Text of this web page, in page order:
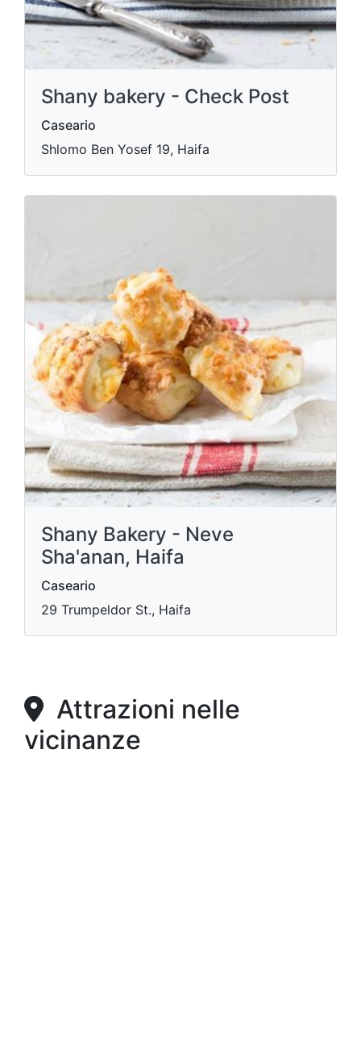
Shany bakery - Check Post
Caseario
Shlomo Ben Yosef 19, Haifa
Shany Bakery - Neve
Sha'anan, Haifa
Caseario
29 Trumpeldor St., Haifa
Attrazioni nelle
vicinanze